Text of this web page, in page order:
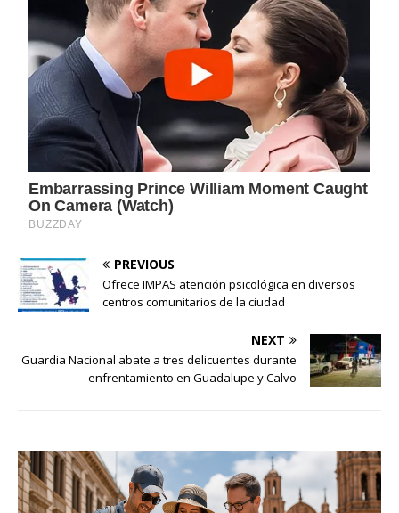
PREVIOUS
Ofrece IMPAS atención psicológica en diversos
centros comunitarios de la ciudad
NEXT
Guardia Nacional abate a tres delicuentes durante
enfrentamiento en Guadalupe y Calvo